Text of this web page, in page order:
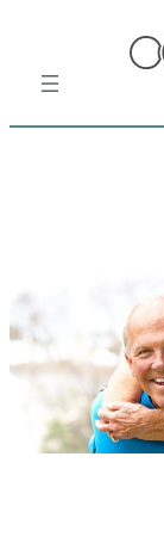
innhold